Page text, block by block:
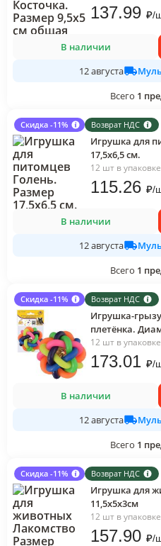
137.99 ₽/
В наличии
12 августа
Всего 1
Скидка -11% Возврат НДС
Игрушка для
17,5х6,5 см.
12 шт в упаковке
115.26 ₽/
В наличии
12 августа
Всего 1
Скидка -11% Возврат НДС
Игрушка-
плетёнка.
12 шт в упаковке
173.01 ₽/
В наличии
12 августа
Всего 1
Скидка -11% Возврат НДС
Игрушка для
11,5х5х3см
12 шт в упаковке
157.90 ₽/